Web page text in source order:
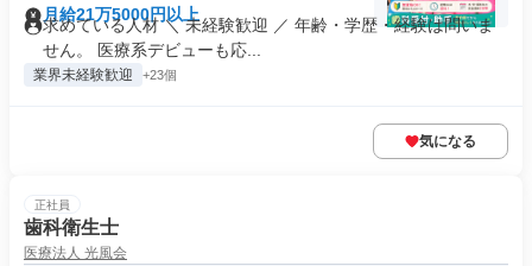
月給21万5000円以上
求めている人材 ＼ 未経験歓迎 ／ 年齢・学歴・経験は問いま
せん。 医療系デビューも応...
業界未経験歓迎 +23個
気になる
正社員
歯科衛生士
医療法人 光風会